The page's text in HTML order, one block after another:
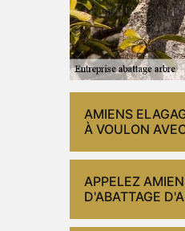
AMIENS
À VOULON
APPELEZ
D'ABATTAGE